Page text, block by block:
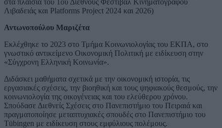
Λιβαδειάς και Platforms Project 2024 και 2026)
Αντωνοπούλου Μαριζέτα
Εκλέχθηκε το 2023 στο Τμήμα Κοινωνιολογίας του ΕΚΠΑ, στο
γνωστικό αντικείμενο Οικονομική Πολιτική με ειδίκευση στην
«Σύγχρονη Ελληνική Κοινωνία».
Διδάσκει μαθήματα σχετικά με την οικονομική ιστορία, τις
εργασιακές σχέσεις, την βιοηθική και τους ψηφιακούς θεσμούς, την
κοινωνιολογία της οικογένειας και του ελεύθερου χρόνου.
Σπούδασε Διεθνείς Σχέσεις στο Πανεπιστήμιο του Πειραιά και
πραγματοποίησε μεταπτυχιακές σπουδές στο Πανεπιστήμιο του
Tübingen με ειδίκευση στους εμφύλιους πολέμους.